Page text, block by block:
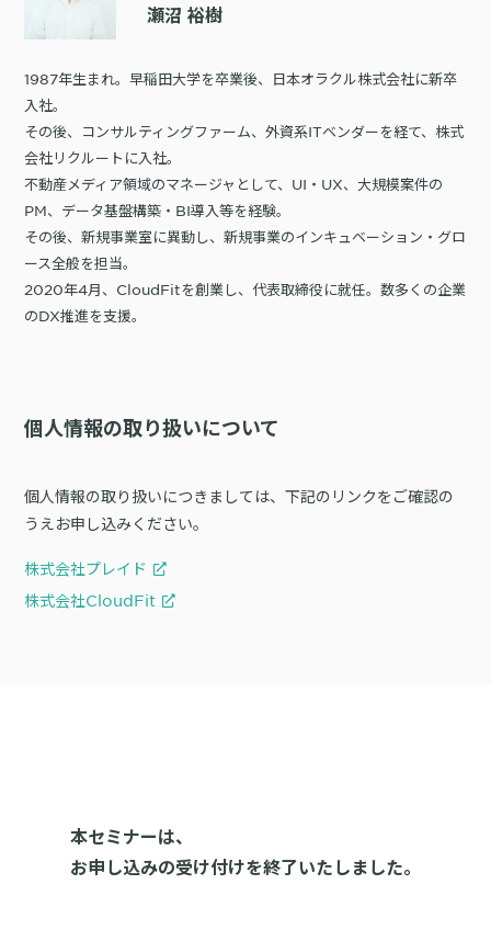
瀬沼 裕樹
1987年生まれ。早稲田大学を卒業後、日本オラクル株式会社に新卒
入社。
その後、コンサルティングファーム、外資系ITベンダーを経て、株式
会社リクルートに入社。
不動産メディア領域のマネージャとして、UI・UX、大規模案件の
PM、データ基盤構築・BI導入等を経験。
その後、新規事業室に異動し、新規事業のインキュベーション・グロ
ース全般を担当。
2020年4月、CloudFitを創業し、代表取締役に就任。数多くの企業
のDX推進を支援。
個人情報の取り扱いについて
個人情報の取り扱いにつきましては、下記のリンクをご確認の
うえお申し込みください。
株式会社プレイド
株式会社CloudFit
本セミナーは、
お申し込みの受け付けを終了いたしました。